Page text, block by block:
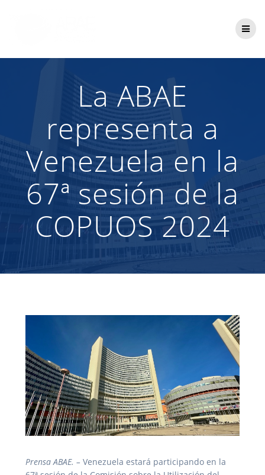
La ABAE
representa a
Venezuela en la
67ª sesión de la
COPUOS 2024
Prensa ABAE. – Venezuela estará participando en la